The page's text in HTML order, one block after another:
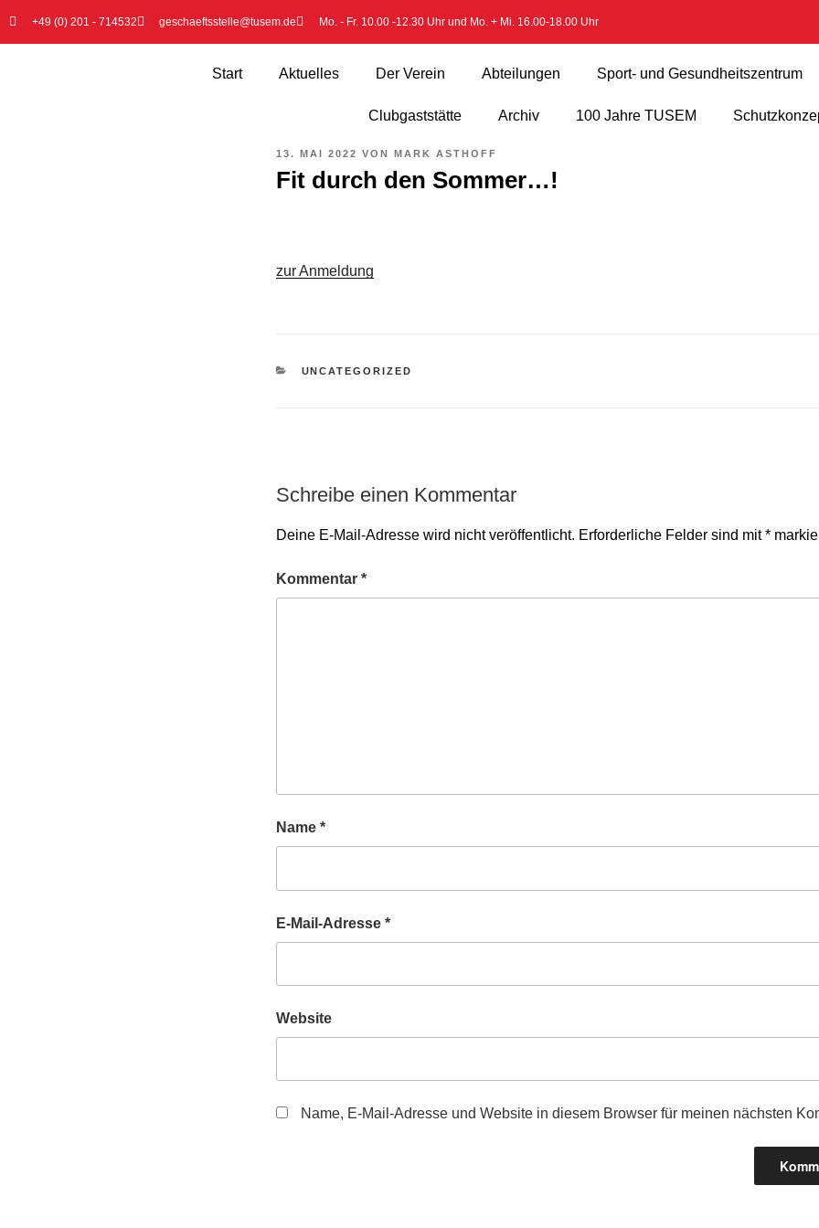
+49 (0) 201 - 714532 geschaeftsstelle@tusem.de Mo. - Fr. 10.00 -12.30 Uhr und Mo. + Mi. 16.00-18.00 Uhr
Start Aktuelles Der Verein Abteilungen Sport- und Gesundheitszentrum
Clubgaststätte Archiv 100 Jahre TUSEM
13. MAI 2022 VON MARK ASTHOFF
Fit durch den Sommer…!
zur Anmeldung
UNCATEGORIZED
Schreibe einen Kommentar
Deine E-Mail-Adresse wird nicht veröffentlicht. Erforderliche Felder sind mit*
Kommentar *
Name *
E-Mail-Adresse *
Website
Name, E-Mail-Adresse und Website in diesem Browser für meinen nächsten